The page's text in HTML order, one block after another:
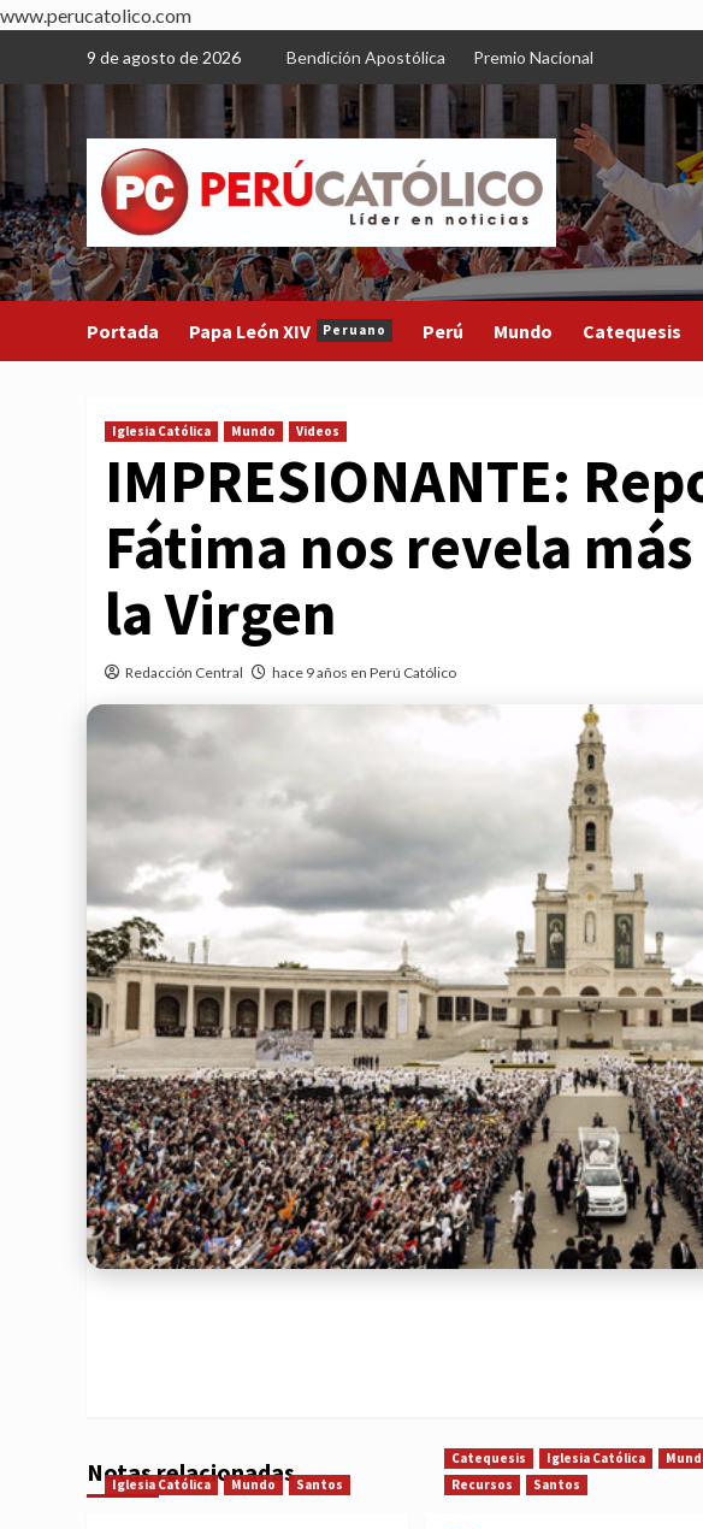
www.perucatolico.com
content
9 de agosto de 2026 Bendición Apostólica Premio Nacional
Portada Papa León XIV Peruano Perú Mundo Catequesis
Iglesia Católica Mundo Videos
IMPRESIONANTE:
Fátima nos revela
la Virgen
Redacción Central hace 9 años en Perú Católico
Notas relacionadas
Iglesia Católica Mundo Santos
Catequesis Iglesia Católica
Recursos
Santos